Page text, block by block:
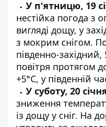
У п'ятницю, 19
нестійка погода з
вигляді дощу, у
з мокрим снігом.
південно-
повітря протягом
+5°С, у південній
У суботу, 20
зниження
із дощу у сніг. На